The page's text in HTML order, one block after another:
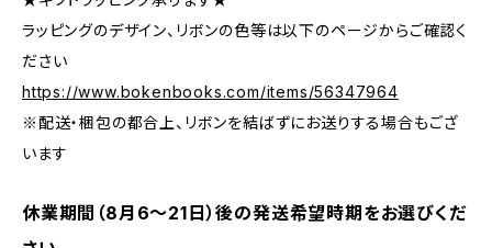
ラッピングのデザイン、リボンの色等は以下のページからご確認く
ださい
https://www.bokenbooks.com/items/56347964
※配送・梱包の都合上、リボンを結ばずにお送りする場合もござ
います
休業期間（8月6〜21日）後の発送希望時期をお選びくだ